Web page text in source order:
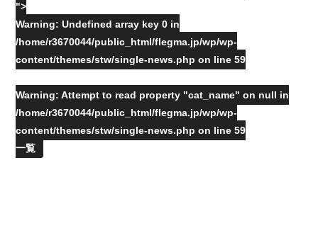
">
Warning: Undefined array key 0 in
/home/r3670044/public_html/flegma.jp/wp/wp-
content/themes/stw/single-news.php on line59
Warning: Attempt to read property "cat_name" on null in
/home/r3670044/public_html/flegma.jp/wp/wp-
content/themes/stw/single-news.php on line59
一覧